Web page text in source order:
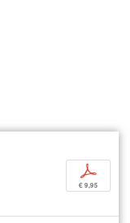
p
€ 9,95